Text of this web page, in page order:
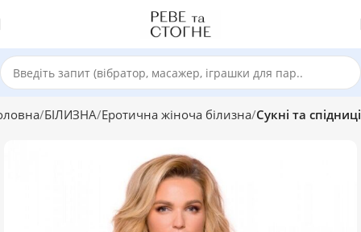
БІЛИЗНА Еротична жіноча білизна Сукні та спідниці